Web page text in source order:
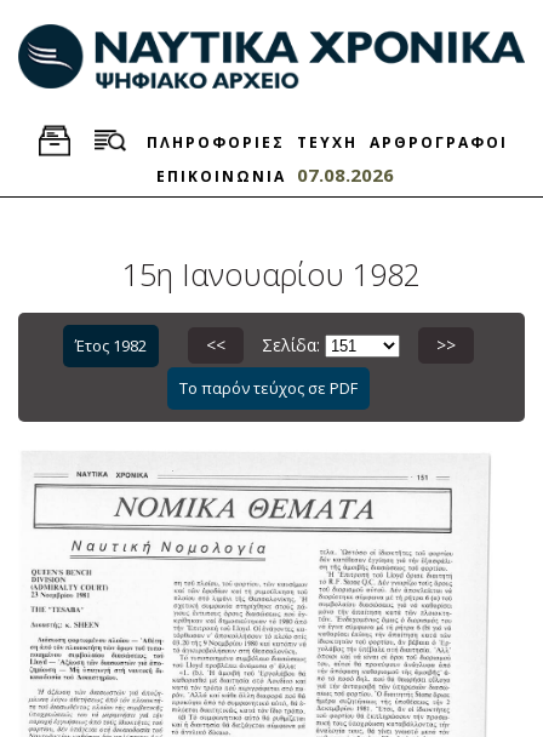
ΠΛΗΡΟΦΟΡΙΕΣ ΤΕΥΧΗ
ΑΡΘΡΟΓΡΑΦΟΙ
ΕΠΙΚΟΙΝΩΝΙΑ
07.08.2026
15η Ιανουαρίου 1982
Έτος 1982 << Σελίδα: >>
Το παρόν τεύχος σε PDF